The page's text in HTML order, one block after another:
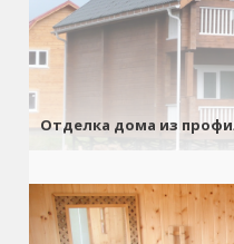
Отделка дома из